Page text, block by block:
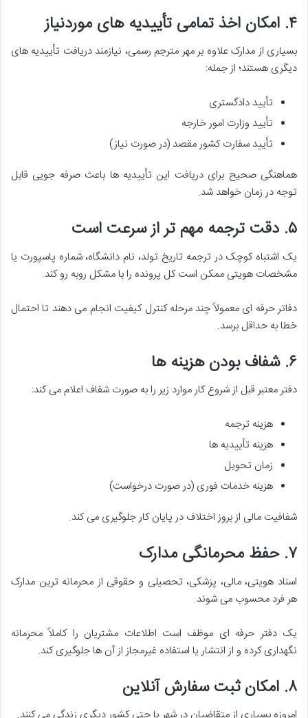
۴. امکان اخذ تمامی تأییدیه های موردنیاز
بسیاری از مدارک علاوه بر مهر مترجم رسمی، نیازمند دریافت تأییدیه های
دیگری هستند؛ از جمله:
تأیید دادگستری
تأیید وزارت امور خارجه
تأیید سفارت کشور مقصد (در صورت نیاز)
هماهنگی صحیح برای دریافت این تأییدیه ها باعث صرفه جویی قابل
توجه در زمان خواهد شد.
۵. دقت ترجمه مهم تر از سرعت است
یک اشتباه کوچک در ترجمه تاریخ تولد، نام دانشگاه، شماره پاسپورت یا
مشخصات هویتی ممکن است کل پرونده را با مشکل روبه رو کند.
دفاتر حرفه ای معمولاً چند مرحله کنترل کیفیت انجام می دهند تا احتمال
خطا به حداقل برسد.
۶. شفاف بودن هزینه ها
دفتر معتبر قبل از شروع کار موارد زیر را به صورت شفاف اعلام می کند:
هزینه ترجمه
هزینه تأییدیه ها
زمان تحویل
هزینه خدمات فوری (در صورت درخواست)
شفافیت مالی از بروز اختلاف در پایان کار جلوگیری می کند.
۷. حفظ محرمانگی مدارک
اسناد هویتی، مالی، پزشکی، تحصیلی و حقوقی از محرمانه ترین مدارک
هر فرد محسوب می شوند.
یک دفتر حرفه ای موظف است اطلاعات مشتریان را کاملاً محرمانه
نگهداری کرده و از انتشار یا استفاده غیرمجاز از آن ها جلوگیری کند.
۸. امکان ثبت سفارش آنلاین